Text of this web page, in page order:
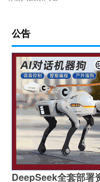
公告
DeepSeek全套部署